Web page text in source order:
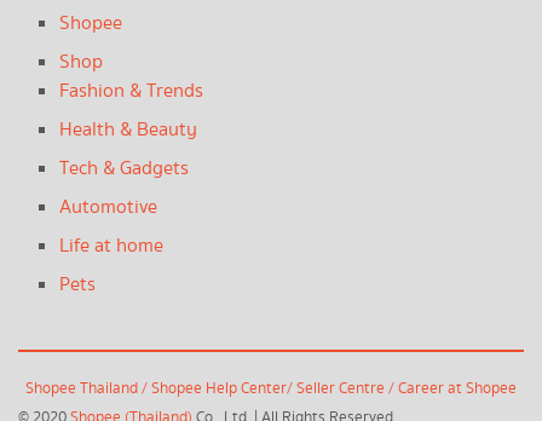
Shopee
Shop
Fashion & Trends
Health & Beauty
Tech & Gadgets
Automotive
Life at home
Pets
Shopee Thailand/Shopee Help Center/Seller Centre /Career at Shopee